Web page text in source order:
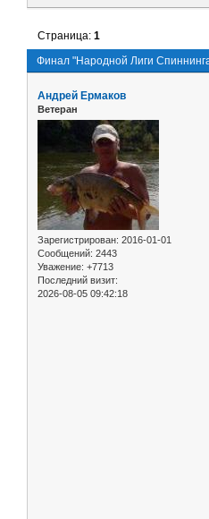
Финал "Народной Лиги
Страница:1
Андрей Ермаков
Ветеран
Зарегистрирован: 2016-01-01
Сообщений: 2443
Уважение: +7713
Последний визит:
2026-08-05 09:42:18